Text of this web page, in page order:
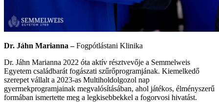
Dr. Jáhn Marianna –Fogpótlástani Klinika
Dr. Jáhn Marianna 2022 óta aktív résztvevője a Semmelweis
Egyetem családbarát fogászati szűrőprogramjának. Kiemelkedő
szerepet vállalt a 2023-as Multiholdolgozol nap
gyermekprogramjainak megvalósításában, ahol játékos, élményszerű
formában ismertette meg a legkisebbekkel a fogorvosi hivatást.